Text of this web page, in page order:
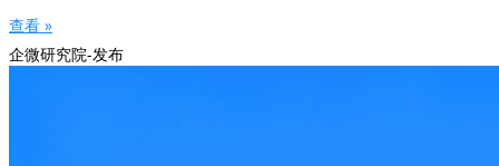
查看 »
企微研究院-发布